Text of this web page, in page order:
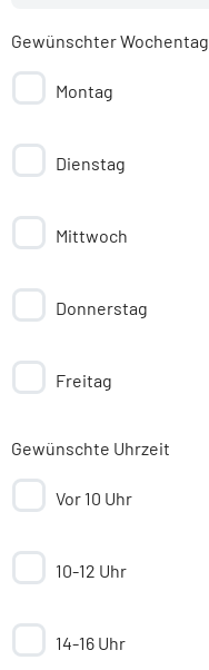
Gewünschter Wochentag
Montag
Dienstag
Mittwoch
Donnerstag
Freitag
Gewünschte Uhrzeit
Vor 10 Uhr
10-12 Uhr
14-16 Uhr